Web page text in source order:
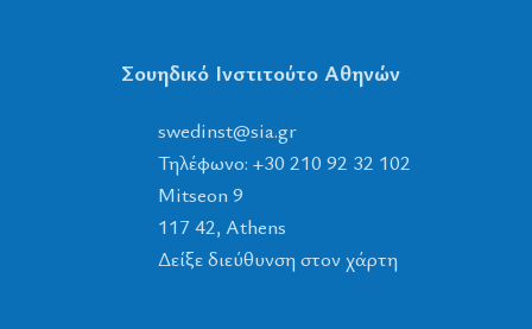
Σουηδικό Ινστιτούτο Αθηνών
rg
.
ais
@
tsnidews
Τηλέφωνο: +30 210 92 32 102
Mitseon 9
117 42, Athens
Δείξε διεύθυνση στον χάρτη